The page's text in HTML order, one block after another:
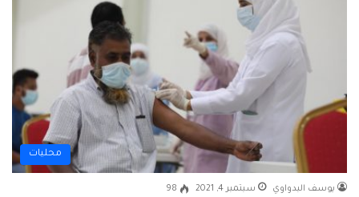
محليات
يوسف البدواوي سبتمبر 4, 2021 98